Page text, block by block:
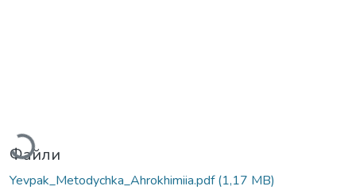
Файли
Yevpak_Metodychka_Ahrokhimiia.pdf(1,17 MB)